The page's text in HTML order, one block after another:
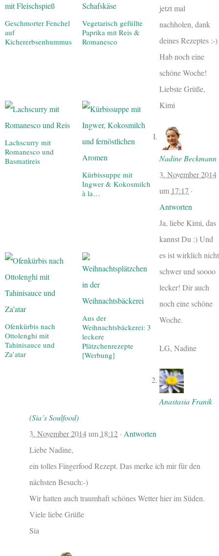
Geschmorter Fenchel
auf
Kichererbsenhummus
Vegetarisch gefüllte
Paprika mit Reis &
Romanesco
Lachscurry mit
Romanesco und
Basmatireis
Kürbissuppe mit
Ingwer & Kokosmilch
à la…
Ofenkürbis nach
Ottolenghi mit
Tahinisauce und
Za’atar
Aus der
Weihnachtsbäckerei: 3
leckere
Plätzchenrezepte
[Werbung]
jetzt mal
nachholen, dank
deines Rezeptes :-)
Hab noch eine
schöne Woche!
Liebste Grüße,
Kimi
Nadine Beckmann
3. November 2014
um 17:17 ·
Antworten
Ja, liebe Kimi, das
kannst Du :) Und
es ist wirklich nicht
schwer und soooo
lecker! Dir auch
noch eine schöne
Woche.
LG, Nadine
Anastasia Franik
(Sia´s Soulfood)
3. November 2014um 18:12· Antworten
Liebe Nadine,
ein tolles Fingerfood Rezept. Das merke ich mir für den
nächsten Besuch:-)
Wir hatten auch traumhaft schönes Wetter hier im Süden.
Viele liebe Grüße
Sia